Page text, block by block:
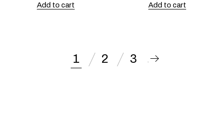
Add to cart
Add to cart
1 2 3